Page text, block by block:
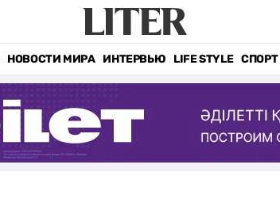
НОВОСТИ МИРА ИНТЕРВЬЮ LIFE STYLE СПОРТ